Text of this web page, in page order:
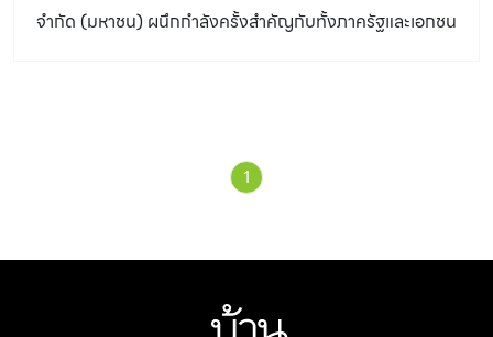
จำกัด (มหาชน) ผนึกกำลังครั้งสำคัญกับทั้งภาครัฐและเอกชน
ตั้งแต่เดือนตุลาคม 2565 ถึง กุมภาพันธ์ 2566 ด้วยความ
สำเร็จอย่างยอดเยี่ยมจากการจัดเทศกาลศิลปะร่วมสมัย
Biennale) หรือคนไทยจะคุ้นในชื่องาน BAB ที่จัดขึ้นครั้งแรก
ใหญ่ภายใต้แนวคิด “สุขสะพรั่ง พลังอาร์ต” (Beyond Bliss)
1